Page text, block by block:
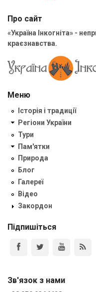
Про сайт
«Україна Інкогніта» -
краєзнавства.
Меню
Історія і традиції
Регіони України
Тури
Пам'ятки
Природа
Блог
Галереї
Відео
Закордон
Підпишіться
Зв'язок з нами